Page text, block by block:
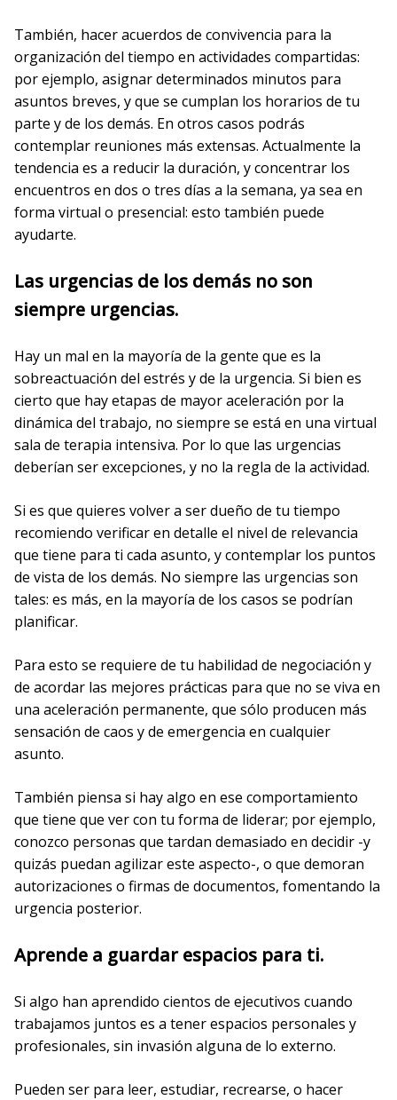
También, hacer acuerdos de convivencia para la
organización del tiempo en actividades compartidas:
por ejemplo, asignar determinados minutos para
asuntos breves, y que se cumplan los horarios de tu
parte y de los demás. En otros casos podrás
contemplar reuniones más extensas. Actualmente la
tendencia es a reducir la duración, y concentrar los
encuentros en dos o tres días a la semana, ya sea en
forma virtual o presencial: esto también puede
ayudarte.
Las urgencias de los demás no son
siempre urgencias.
Hay un mal en la mayoría de la gente que es la
sobreactuación del estrés y de la urgencia. Si bien es
cierto que hay etapas de mayor aceleración por la
dinámica del trabajo, no siempre se está en una virtual
sala de terapia intensiva. Por lo que las urgencias
deberían ser excepciones, y no la regla de la actividad.
Si es que quieres volver a ser dueño de tu tiempo
recomiendo verificar en detalle el nivel de relevancia
que tiene para ti cada asunto, y contemplar los puntos
de vista de los demás. No siempre las urgencias son
tales: es más, en la mayoría de los casos se podrían
planificar.
Para esto se requiere de tu habilidad de negociación y
de acordar las mejores prácticas para que no se viva en
una aceleración permanente, que sólo producen más
sensación de caos y de emergencia en cualquier
asunto.
También piensa si hay algo en ese comportamiento
que tiene que ver con tu forma de liderar; por ejemplo,
conozco personas que tardan demasiado en decidir -y
quizás puedan agilizar este aspecto-, o que demoran
autorizaciones o firmas de documentos, fomentando la
urgencia posterior.
Aprende a guardar espacios para ti.
Si algo han aprendido cientos de ejecutivos cuando
trabajamos juntos es a tener espacios personales y
profesionales, sin invasión alguna de lo externo.
Pueden ser para leer, estudiar, recrearse, o hacer